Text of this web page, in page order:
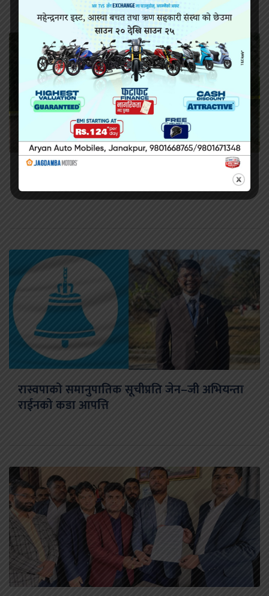
सिराहामा गोली प्रहार गरी हत्या
रास्वपाको समानुपातिक सूचीप्रति जेन–जी अभियन्ता
राईनको कडा आपत्ति